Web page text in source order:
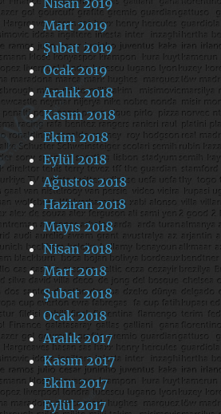
Mart 2019
Şubat 2019
Ocak 2019
Aralık 2018
Kasım 2018
Ekim 2018
Eylül 2018
Ağustos 2018
Haziran 2018
Mayıs 2018
Nisan 2018
Mart 2018
Şubat 2018
Ocak 2018
Aralık 2017
Kasım 2017
Ekim 2017
Eylül 2017